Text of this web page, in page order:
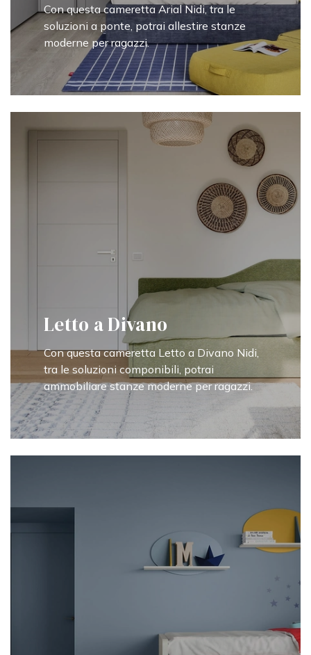
Con questa cameretta Arial Nidi, tra le
soluzioni a ponte, potrai allestire stanze
moderne per ragazzi.
Letto a Divano
Con questa cameretta Letto a Divano Nidi,
tra le soluzioni componibili, potrai
ammobiliare stanze moderne per ragazzi.